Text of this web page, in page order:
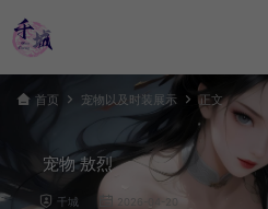
首页 宠物以及时装展示 正文
宠物 敖烈
千城 2026-04-20